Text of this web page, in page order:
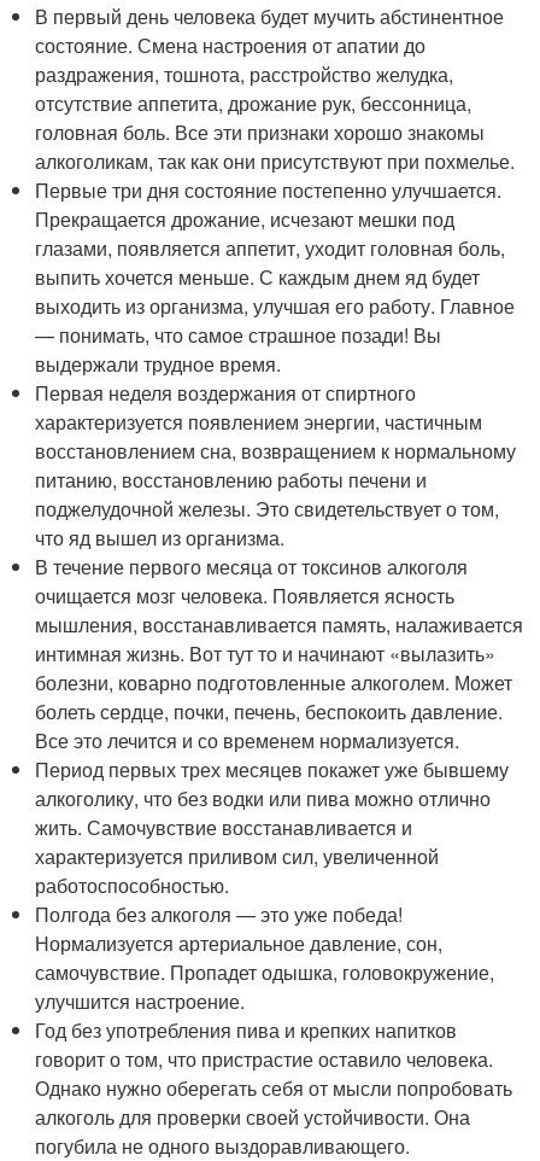
В первый день человека будет мучить абстинентное
состояние. Смена настроения от апатии до
раздражения, тошнота, расстройство желудка,
отсутствие аппетита, дрожание рук, бессонница,
головная боль. Все эти признаки хорошо знакомы
алкоголикам, так как они присутствуют при похмелье.
Первые три дня состояние постепенно улучшается.
Прекращается дрожание, исчезают мешки под
глазами, появляется аппетит, уходит головная боль,
выпить хочется меньше. С каждым днем яд будет
выходить из организма, улучшая его работу. Главное
— понимать, что самое страшное позади! Вы
выдержали трудное время.
Первая неделя воздержания от спиртного
характеризуется появлением энергии, частичным
восстановлением сна, возвращением к нормальному
питанию, восстановлению работы печени и
поджелудочной железы. Это свидетельствует о том,
что яд вышел из организма.
В течение первого месяца от токсинов алкоголя
очищается мозг человека. Появляется ясность
мышления, восстанавливается память, налаживается
интимная жизнь. Вот тут то и начинают «вылазить»
болезни, коварно подготовленные алкоголем. Может
болеть сердце, почки, печень, беспокоить давление.
Все это лечится и со временем нормализуется.
Период первых трех месяцев покажет уже бывшему
алкоголику, что без водки или пива можно отлично
жить. Самочувствие восстанавливается и
характеризуется приливом сил, увеличенной
работоспособностью.
Полгода без алкоголя — это уже победа!
Нормализуется артериальное давление, сон,
самочувствие. Пропадет одышка, головокружение,
улучшится настроение.
Год без употребления пива и крепких напитков
говорит о том, что пристрастие оставило человека.
Однако нужно оберегать себя от мысли попробовать
алкоголь для проверки своей устойчивости. Она
погубила не одного выздоравливающего.